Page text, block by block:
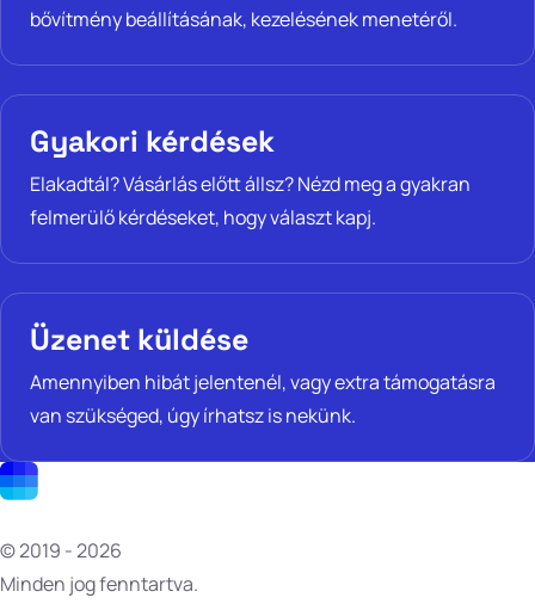
bővítmény beállításának, kezelésének menetéről.
Gyakori kérdések
Elakadtál? Vásárlás előtt állsz? Nézd meg a gyakran
felmerülő kérdéseket, hogy választ kapj.
Üzenet küldése
Amennyiben hibát jelentenél, vagy extra támogatásra
van szükséged, úgy írhatsz is nekünk.
© 2019 - 2026
Minden jog fenntartva.